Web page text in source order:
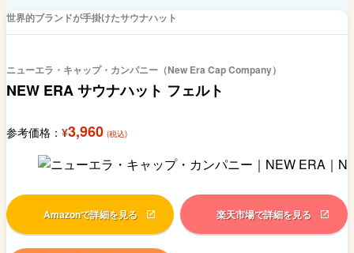
世界的ブランドが手掛けたサウナハット
ニューエラ・キャップ・カンパニー（New Era Cap Company）
NEW ERA サウナハット フェルト
参考価格： ¥3,960 (税込)
Amazonで詳細を見る 楽天市場で詳細を見る